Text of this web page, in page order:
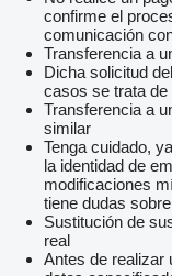
confirme el
comunicación
Transferencia a
Dicha solicitud
casos se trata de
Transferencia a
similar
Tenga cuidado,
la identidad de
modificaciones
tiene dudas
Sustitución de
real
Antes de realizar